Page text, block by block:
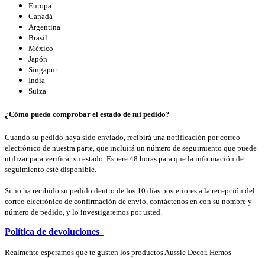
Europa
Canadá
Argentina
Brasil
México
Japón
Singapur
India
Suiza
¿Cómo puedo comprobar el estado de mi pedido?
Cuando su pedido haya sido enviado, recibirá una notificación por correo
electrónico de nuestra parte, que incluirá un número de seguimiento que puede
utilizar para verificar su estado. Espere 48 horas para que la información de
seguimiento esté disponible.
Si no ha recibido su pedido dentro de los 10 días posteriores a la recepción del
correo electrónico de confirmación de envío, contáctenos en con su nombre y
número de pedido, y lo investigaremos por usted.
Política de devoluciones
Realmente esperamos que te gusten los productos Aussie Decor. Hemos